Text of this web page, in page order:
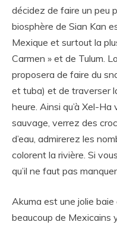
décidez de faire un peu
biosphère de Sian Kan
Mexique et surtout la
Carmen » et de Tulum.
proposera de faire du
et tuba) et de traverser
heure. Ainsi qu’à Xel-
sauvage, verrez des
d’eau, admirerez les
colorent la rivière. Si
qu’il ne faut pas
Akuma est une jolie baie
beaucoup de Mexicains